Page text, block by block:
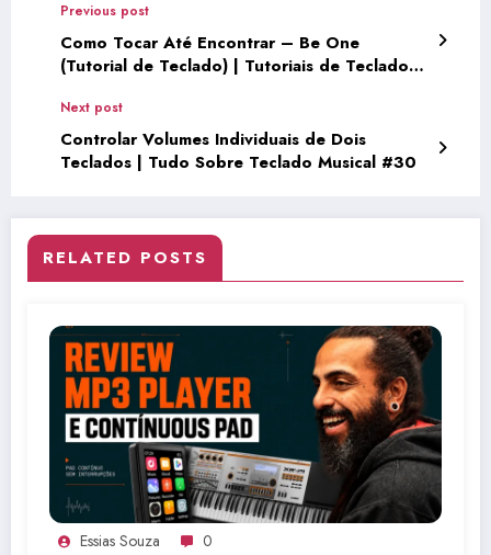
Previous post
Como Tocar Até Encontrar – Be One
(Tutorial de Teclado) | Tutoriais de Teclado
Next post
Controlar Volumes Individuais de Dois
Teclados | Tudo Sobre Teclado Musical #30
RELATED POSTS
Essias Souza 0